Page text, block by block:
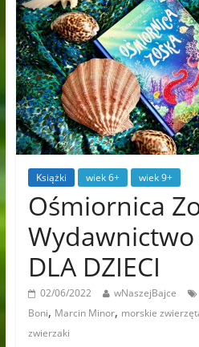
Książki wiek 6+ wiek 9+
Ośmiornica
Wydawnictwo
DLA DZIECI
02/06/2022 wNaszejBajce
Boni, Marcin Minor, morskie
zwierzaki